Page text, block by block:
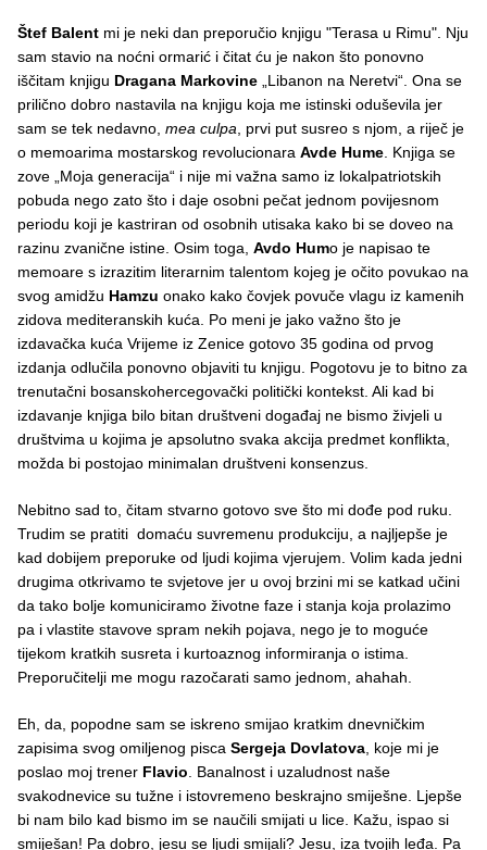
Štef Balent mi je neki dan preporučio knjigu "Terasa u Rimu". Nju
sam stavio na noćni ormarić i čitat ću je nakon što ponovno
iščitam knjigu Dragana Markovine „Libanon na Neretvi“. Ona se
prilično dobro nastavila na knjigu koja me istinski oduševila jer
sam se tek nedavno, mea culpa, prvi put susreo s njom, a riječ je
o memoarima mostarskog revolucionara Avde Hume. Knjiga se
zove „Moja generacija“ i nije mi važna samo iz lokalpatriotskih
pobuda nego zato što i daje osobni pečat jednom povijesnom
periodu koji je kastriran od osobnih utisaka kako bi se doveo na
razinu zvanične istine. Osim toga, Avdo Humo je napisao te
memoare s izrazitim literarnim talentom kojeg je očito povukao na
svog amidžu Hamzu onako kako čovjek povuče vlagu iz kamenih
zidova mediteranskih kuća. Po meni je jako važno što je
izdavačka kuća Vrijeme iz Zenice gotovo 35 godina od prvog
izdanja odlučila ponovno objaviti tu knjigu. Pogotovu je to bitno za
trenutačni bosanskohercegovački politički kontekst. Ali kad bi
izdavanje knjiga bilo bitan društveni događaj ne bismo živjeli u
društvima u kojima je apsolutno svaka akcija predmet konflikta,
možda bi postojao minimalan društveni konsenzus.
Nebitno sad to, čitam stvarno gotovo sve što mi dođe pod ruku.
Trudim se pratiti domaću suvremenu produkciju, a najljepše je
kad dobijem preporuke od ljudi kojima vjerujem. Volim kada jedni
drugima otkrivamo te svjetove jer u ovoj brzini mi se katkad učini
da tako bolje komuniciramo životne faze i stanja koja prolazimo
pa i vlastite stavove spram nekih pojava, nego je to moguće
tijekom kratkih susreta i kurtoaznog informiranja o istima.
Preporučitelji me mogu razočarati samo jednom, ahahah.
Eh, da, popodne sam se iskreno smijao kratkim dnevničkim
zapisima svog omiljenog pisca Sergeja Dovlatova, koje mi je
poslao moj trener Flavio. Banalnost i uzaludnost naše
svakodnevice su tužne i istovremeno beskrajno smiješne. Ljepše
bi nam bilo kad bismo im se naučili smijati u lice. Kažu, ispao si
smiješan! Pa dobro, jesu se ljudi smijali? Jesu, iza tvojih leđa. Pa